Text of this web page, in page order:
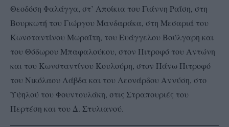
Θεοδόση Φαλάγγα, στ’ Αποίκια του Γιάννη Ραΐση, στη
Βουρκωτή του Γιώργου Μανδαράκα, στη Μεσαριά του
Κωνσταντίνου Μωραΐτη, του Ευάγγελου Βούλγαρη και
του Θόδωρου Μπαφαλούκου, στον Πιτροφό του Αντώνη
και του Κωνσταντίνου Κουλούρη, στον Πάνω Πιτροφό
του Νικόλαου Λάβδα και του Λεονάρδου Αννύση, στο
Υψηλού του Φουντουλάκη, στις Στραπουριές του
Περτέση και του Δ. Στυλιανού.